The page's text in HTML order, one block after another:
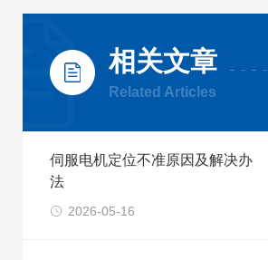
相关文章
Related Articles
伺服电机定位不准原因及解决办
法
2026-05-16